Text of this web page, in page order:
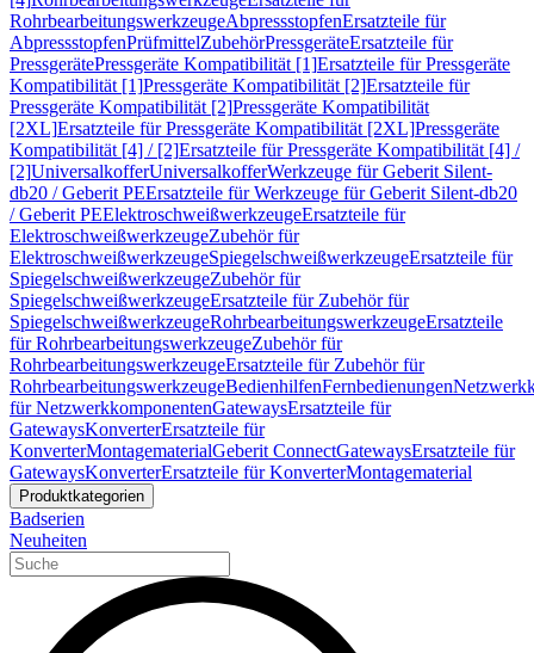
RohrbearbeitungswerkzeugeAbpressstopfenErsatzteile für
AbpressstopfenPrüfmittelZubehörPressgeräteErsatzteile für
PressgerätePressgeräte Kompatibilität [1]Ersatzteile für Pressgeräte
Kompatibilität [1]Pressgeräte Kompatibilität [2]Ersatzteile für
Pressgeräte Kompatibilität [2]Pressgeräte Kompatibilität
[2XL]Ersatzteile für Pressgeräte Kompatibilität [2XL]Pressgeräte
Kompatibilität [4] / [2]Ersatzteile für Pressgeräte Kompatibilität [4] /
[2]UniversalkofferUniversalkofferWerkzeuge für Geberit Silent-
db20 / Geberit PEErsatzteile für Werkzeuge für Geberit Silent-db20
/ Geberit PEElektroschweißwerkzeugeErsatzteile für
ElektroschweißwerkzeugeZubehör für
ElektroschweißwerkzeugeSpiegelschweißwerkzeugeErsatzteile für
SpiegelschweißwerkzeugeZubehör für
SpiegelschweißwerkzeugeErsatzteile für Zubehör für
SpiegelschweißwerkzeugeRohrbearbeitungswerkzeugeErsatzteile
für RohrbearbeitungswerkzeugeZubehör für
RohrbearbeitungswerkzeugeErsatzteile für Zubehör für
RohrbearbeitungswerkzeugeBedienhilfenFernbedienungen
für NetzwerkkomponentenGatewaysErsatzteile für
GatewaysKonverterErsatzteile für
KonverterMontagematerialGeberit ConnectGatewaysErsatzteile für
GatewaysKonverterErsatzteile für KonverterMontagematerial
Produktkategorien
Badserien
Neuheiten